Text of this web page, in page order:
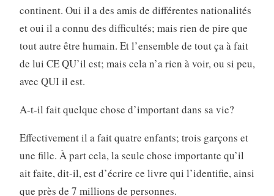
continent. Oui il a des amis de différentes nationalités
et oui il a connu des difficultés; mais rien de pire que
tout autre être humain. Et l’ensemble de tout ça à fait
de lui CE QU’il est; mais cela n’a rien à voir, ou si peu,
avec QUI il est.
A-t-il fait quelque chose d’important dans sa vie?
Effectivement il a fait quatre enfants; trois garçons et
une fille. À part cela, la seule chose importante qu’il
ait faite, dit-il, est d’écrire ce livre qui l’identifie, ainsi
que près de 7 millions de personnes.